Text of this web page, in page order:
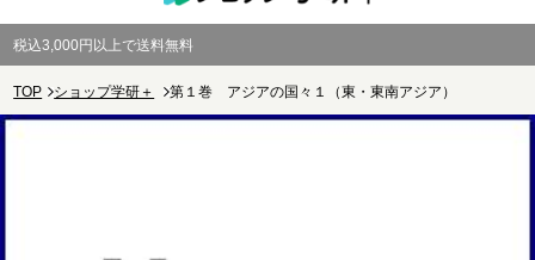
税込3,000円以上で送料無料
TOP ショップ学研＋ 第１巻 アジアの国々１（東・東南アジア）